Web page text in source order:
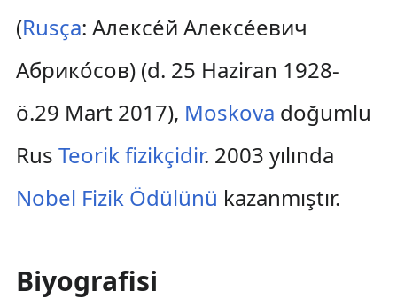
(Rusça: Алексе́й Алексе́евич
Абрико́сов) (d. 25 Haziran 1928-
ö.29 Mart 2017), Moskova doğumlu
Rus Teorik fizikçidir. 2003 yılında
Nobel Fizik Ödülünü kazanmıştır.
Biyografisi